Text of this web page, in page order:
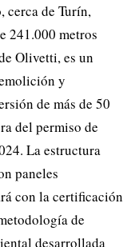
cerca de Turín,
241.000 metros
Olivetti, es un
y
de más de 50
del permiso de
La estructura
paneles
con la certificación
de
desarrollada